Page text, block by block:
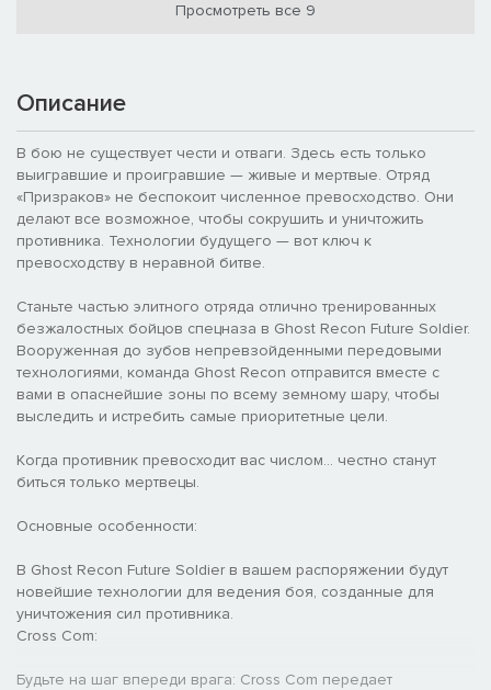
Просмотреть все 9
Описание
В бою не существует чести и отваги. Здесь есть только
выигравшие и проигравшие — живые и мертвые. Отряд
«Призраков» не беспокоит численное превосходство. Они
делают все возможное, чтобы сокрушить и уничтожить
противника. Технологии будущего — вот ключ к
превосходству в неравной битве.
Станьте частью элитного отряда отлично тренированных
безжалостных бойцов спецназа в Ghost Recon Future Soldier.
Вооруженная до зубов непревзойденными передовыми
технологиями, команда Ghost Recon отправится вместе с
вами в опаснейшие зоны по всему земному шару, чтобы
выследить и истребить самые приоритетные цели.
Когда противник превосходит вас числом… честно станут
биться только мертвецы.
Основные особенности:
В Ghost Recon Future Soldier в вашем распоряжении будут
новейшие технологии для ведения боя, созданные для
уничтожения сил противника.
Cross Com:
Будьте на шаг впереди врага: Cross Com передает